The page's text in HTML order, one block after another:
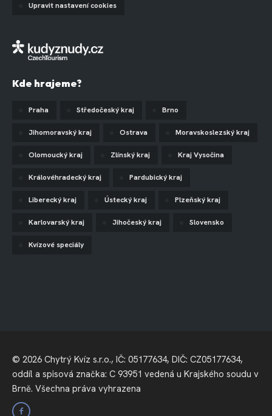
Upravit nastavení cookies
Kde hrajeme?
Praha Středočeský kraj Brno
Jihomoravský kraj Ostrava Moravskoslezský kraj
Olomoucký kraj Zlínský kraj Kraj Vysočina
Královéhradecký kraj Pardubický kraj
Liberecký kraj Ústecký kraj Plzeňský kraj
Karlovarský kraj Jihočeský kraj Slovensko
Kvízové speciály
© 2026 Chytrý Kvíz s.r.o., IČ: 05177634, DIČ: CZ05177634,
oddíl a spisová značka: C 93951 vedená u Krajského soudu v
Brně. Všechna práva vyhrazena